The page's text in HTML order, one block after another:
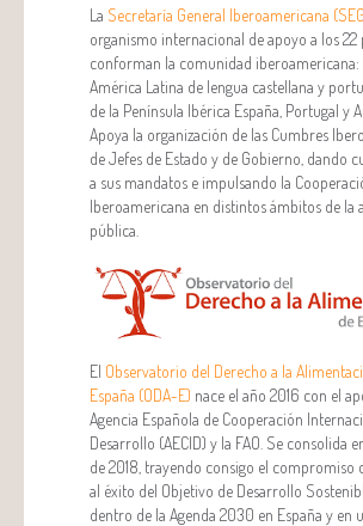
La Secretaría General Iberoamericana
organismo internacional de apoyo a los 22
conforman la comunidad iberoamericana:
América Latina de lengua castellana y
de la Península Ibérica España, Portugal y
Apoya la organización de las Cumbres
de Jefes de Estado y de Gobierno, dando
a sus mandatos e impulsando la
Iberoamericana en distintos ámbitos de la
pública.
El Observatorio del Derecho a la
España (ODA-E) nace el año 2016 con el
Agencia Española de Cooperación
Desarrollo (AECID) y la FAO. Se consolida
de 2018, trayendo consigo el
al éxito del Objetivo de Desarrollo
dentro de la Agenda 2030 en España y en